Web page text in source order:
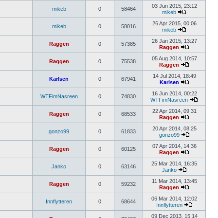
mikeb 0 58464
03 Jun 2015, 23:12
mikeb
mikeb 0 58016
26 Apr 2015, 00:06
mikeb
Raggen 0 57385
26 Jan 2015, 13:27
Raggen
Raggen 0 75538
05 Aug 2014, 10:57
Raggen
Karlsen 0 67941
14 Jul 2014, 18:49
Karlsen
WTFimNasreen 0 74830
16 Jun 2014, 00:22
WTFimNasreen
Raggen 0 68533
22 Apr 2014, 09:31
Raggen
gonzo99 0 61833
20 Apr 2014, 08:25
gonzo99
Raggen 0 60125
07 Apr 2014, 14:36
Raggen
Janko 0 63146
25 Mar 2014, 16:35
Janko
Raggen 0 59232
11 Mar 2014, 13:45
Raggen
Innflytteren 0 68644
06 Mar 2014, 12:02
Innflytteren
09 Dec 2013, 15:14